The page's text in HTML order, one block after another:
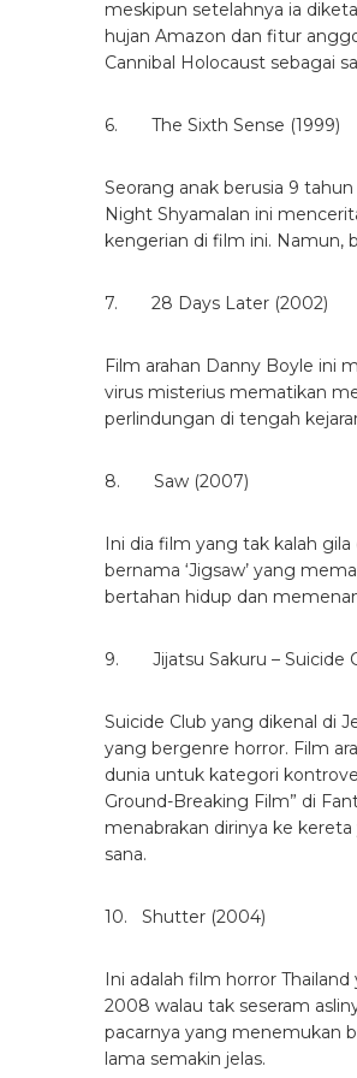
10. Shutter (2004)
2008 walau tak seseram
lama semakin jelas.
Baca Juga:
11. Ju-On – The Grudge (2003)
Bagi para pencinta film
dirilis pada tahun 2003 ini
yang berisi arwah
yang tiba-tiba muncul dalam
12. Ringu – The Ring (1998)
Hideo Nakata merilis film ini
melalui video tape yang jika
13. Nang Nak (1999)
Last but not least, film ini
legenda Thailand. Cerita
menyadari bahwa istrinya
Nah, itu film-film terseram
seperti mereka? Yuk, join di
maker, director.